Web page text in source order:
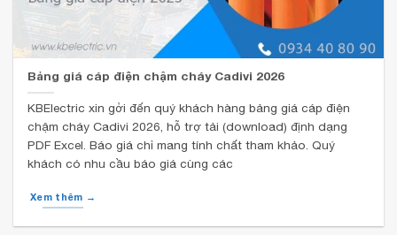
Bảng giá cáp điện chậm cháy Cadivi 2026
KBElectric xin gởi đến quý khách hàng bảng giá cáp điện
chậm cháy Cadivi 2026, hỗ trợ tải (download) định dạng
PDF Excel. Báo giá chỉ mang tính chất tham khảo. Quý
khách có nhu cầu báo giá cùng các
Xem thêm →